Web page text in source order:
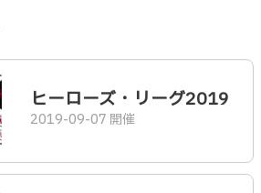
ヒーローズ・リーグ2019
2019-09-07 開催